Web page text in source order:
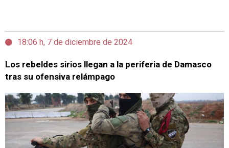
18:06 h, 7 de diciembre de 2024
Los rebeldes sirios llegan a la periferia de Damasco
tras su ofensiva relámpago